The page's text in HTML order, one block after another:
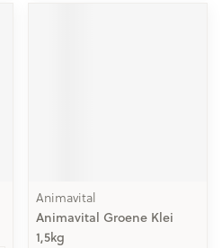
Animavital
Animavital Groene Klei
1,5kg